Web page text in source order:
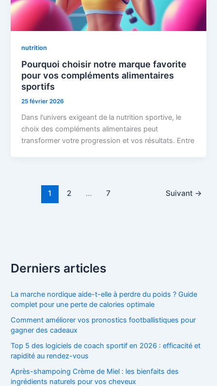
nutrition
Pourquoi choisir notre marque favorite
pour vos compléments alimentaires
sportifs
25 février 2026
Dans l'univers exigeant de la nutrition sportive, le
choix des compléments alimentaires peut
transformer votre progression et vos résultats. Entre
1 2 … 7 Suivant →
Derniers articles
La marche nordique aide-t-elle à perdre du poids ? Guide
complet pour une perte de calories optimale
Comment améliorer vos pronostics footballistiques pour
gagner des cadeaux
Top 5 des logiciels de coach sportif en 2026 : efficacité et
rapidité au rendez-vous
Après-shampoing Crème de Miel : les bienfaits des
ingrédients naturels pour vos cheveux